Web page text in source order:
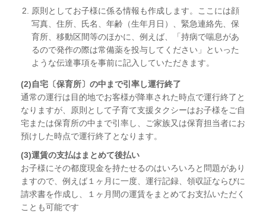
原則としてお子様に係る情報も作成します。ここには顔
写真、住所、氏名、年齢（生年月日）、緊急連絡先、保
育所、移動区間等のほかに、例えば、「持病で喘息があ
るので発作の際は常備薬を投与してください」といった
ような伝達事項を事前に記入していただきます。
(2)自宅〔保育所〕の中まで引率し運行終了
通常の運行は目的地でお客様が降車された時点で運行終了と
なりますが、原則として子育て支援タクシーはお子様をご自
宅または保育所の中まで引率し、ご家族又は保育担当者にお
預けした時点で運行終了となります。
(3)運賃の支払はまとめて後払い
お子様にその都度現金を持たせるのはいろいろと問題があり
ますので、例えば１ヶ月に一度、運行記録、領収証ならびに
請求書を作成し、１ヶ月間の運賃をまとめてお支払いただく
ことも可能です